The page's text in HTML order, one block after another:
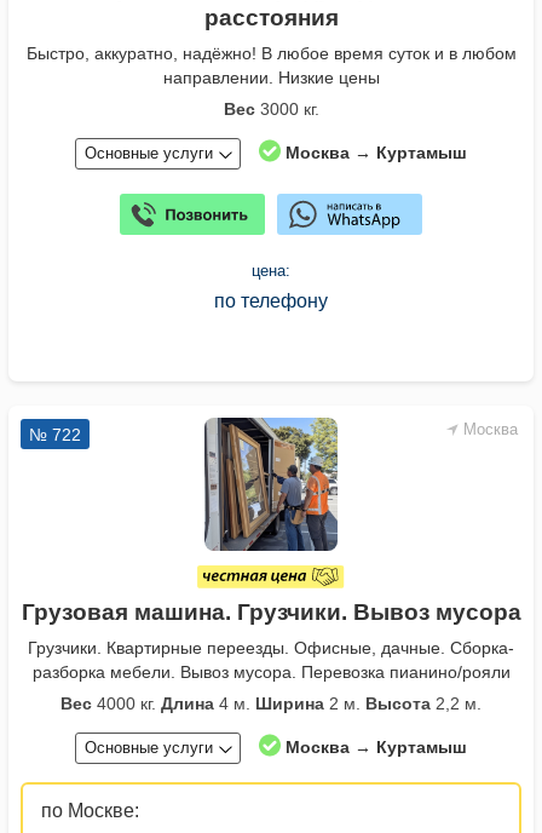
расстояния
Быстро, аккуратно, надёжно! В любое время суток и в любом
направлении. Низкие цены
Вес3000 кг.
Основные услуги Москва → Куртамыш
цена:
по телефону
Москва
№ 722
Грузовая машина. Грузчики. Вывоз мусора
Грузчики. Квартирные переезды. Офисные, дачные. Сборка-
разборка мебели. Вывоз мусора. Перевозка пианино/рояли
Вес 4000 кг. Длина 4 м. Ширина 2 м. Высота 2,2 м.
Основные услуги Москва → Куртамыш
по Москве: